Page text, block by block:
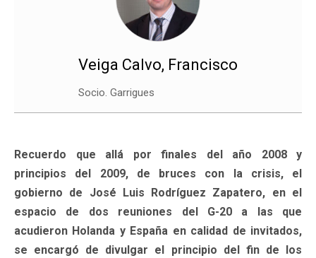
Veiga Calvo, Francisco
Socio. Garrigues
Recuerdo que allá por finales del año 2008 y
principios del 2009, de bruces con la crisis, el
gobierno de José Luis Rodríguez Zapatero, en el
espacio de dos reuniones del G-20 a las que
acudieron Holanda y España en calidad de invitados,
se encargó de divulgar el principio del fin de los